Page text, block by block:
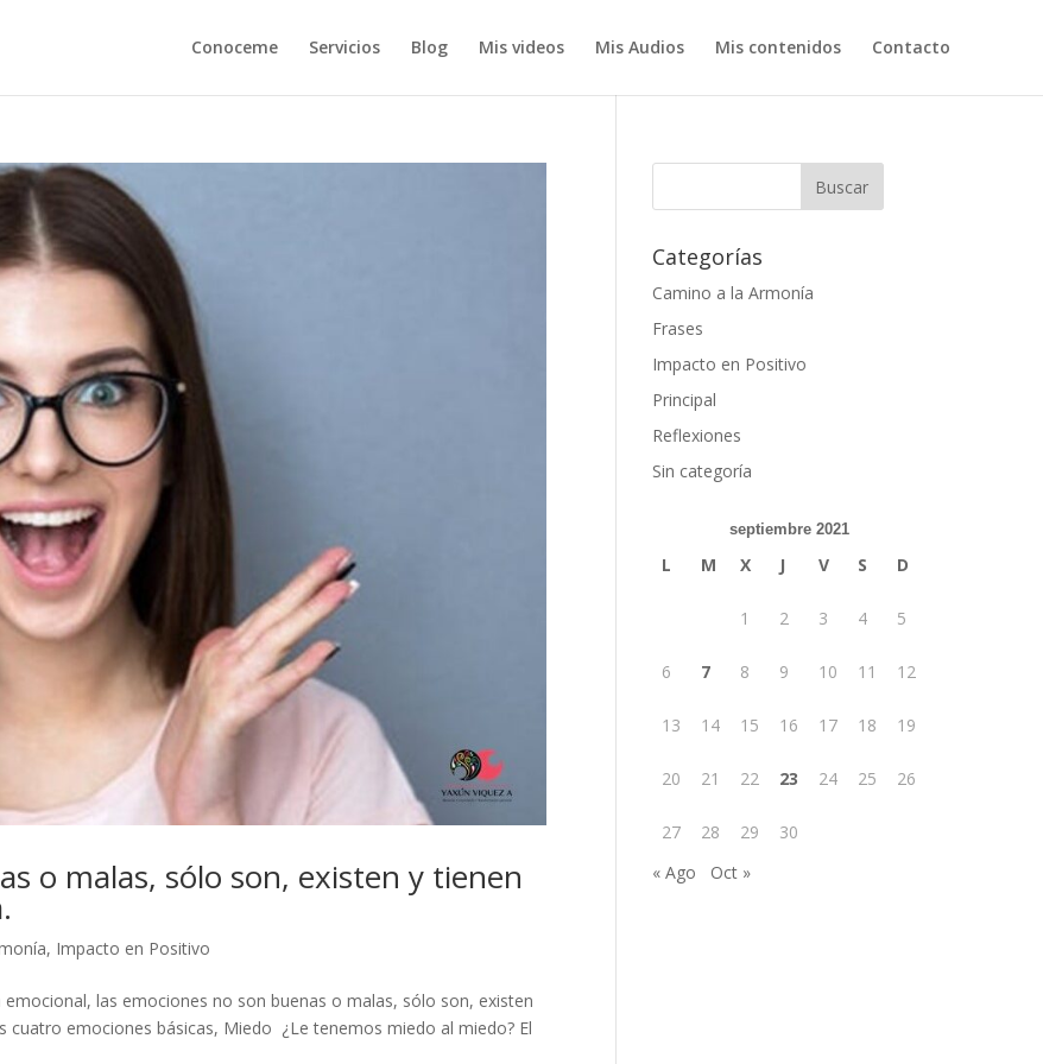
Conoceme Servicios Blog Mis videos Mis Audios Mis contenidos Contacto
o malas, sólo son, existen y tienen
, Impacto en Positivo
las emociones no son buenas o malas, sólo son, existen
emociones básicas, Miedo ¿Le tenemos miedo al miedo? El
Categorías
Camino a la Armonía
Frases
Impacto en Positivo
Principal
Reflexiones
Sin categoría
septiembre 2021
L M X J V S D
1 2 3 4 5
6 7 8 9 10 11 12
13 14 15 16 17 18 19
20 21 22 23 24 25 26
27 28 29
30
« Ago
Oct »